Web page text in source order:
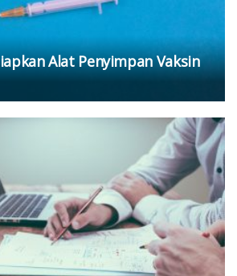
Alat Penyimpan Vaksin